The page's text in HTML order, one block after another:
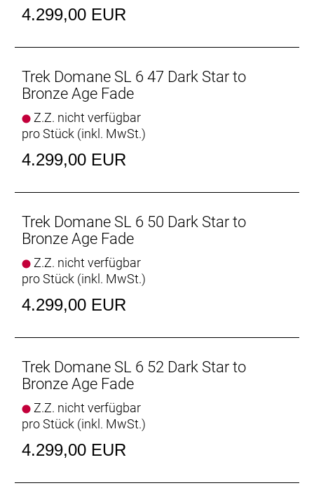
Interne Aufbewahrung
Dank im Unterrohr integriertem Staufach und
Verfügung.
Raffinierte Integration
Das Domane mit seiner verborgenen
Zug-/Leitungsführung und der verborgenen
Sattelstützenklemmung zeichnet durch eine noch
nie dagewesene Integration aus.
Rahmen: 500 Series OCLV Carbon, IsoSpeed,
integriertes Staufach, konisches Steuerrohr, interne
Zugführung, 3S-Kettenführung, Schutzblechösen,
Flat Mount-Scheibenbremsaufnahme, 142 x12 mm
Steckachse
Rahmenmaterial: Carbon
Gangschaltung: Shimano 105 R7150 Di2, 36 Z. an
größtem Ritzel
Anzahl Gänge: 1
4.299,00 EUR
Trek Domane SL 6 47 Dark Star to
Bronze Age Fade
Z.Z. nicht verfügbar
pro Stück (inkl. MwSt.)
4.299,00 EUR
Trek Domane SL 6 50 Dark Star to
Bronze Age Fade
Z.Z. nicht verfügbar
pro Stück (inkl. MwSt.)
4.299,00 EUR
Trek Domane SL 6 52 Dark Star to
Bronze Age Fade
Z.Z. nicht verfügbar
pro Stück (inkl. MwSt.)
4.299,00 EUR